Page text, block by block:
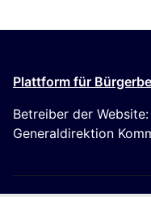
Plattform für
Betreiber der Website:
Generaldirektion